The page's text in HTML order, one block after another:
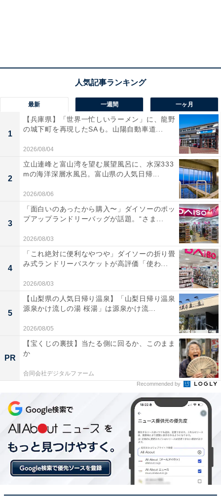
スターバックス以外のタンブラーでもOK
知ってた？ 「借りて・返して・再利用する」循環
型プログラム
最新 一週間 一ヶ月
1
【兵庫県】「世界一忙しいラーメン」に、龍野
の城下町を再現したSAも。山陽自動車道...
2026/08/04
2
立山連峰と富山湾を望む展望風呂に、水深333
mの海洋深層水風呂。富山県の人気日帰...
2026/08/06
3
「面白いのあったから購入〜」ダイソーのポッ
プアップランドリーバッグが話題。“さま...
2026/08/03
4
「これ絶対に便利なやつや」ダイソーの折り畳
み式ランドリーバスケットが高評価「使わ...
2026/08/03
5
【山梨県の人気日帰り温泉】「山梨日帰り温泉
源泉かけ流しの湯 桜湯」は源泉かけ流...
2026/08/05
PR
【宝くじの裏技】当たる側に回るか、このまま
か
合同会社デジタルファーム
Recommended by